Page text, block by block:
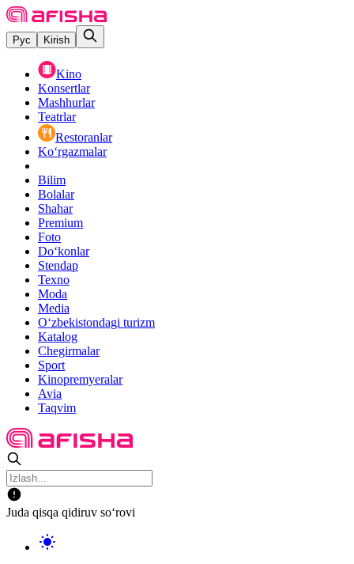
Рус Kirish
Kino
Konsertlar
Mashhurlar
Teatrlar
Restoranlar
Ko‘rgazmalar
Bilim
Bolalar
Shahar
Premium
Foto
Do‘konlar
Stendap
Texno
Moda
Media
O‘zbekistondagi turizm
Katalog
Chegirmalar
Sport
Kinopremyeralar
Avia
Taqvim
Juda qisqa qidiruv so‘rovi